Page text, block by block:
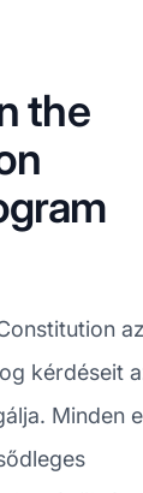
the
az
kérdéseit
Minden